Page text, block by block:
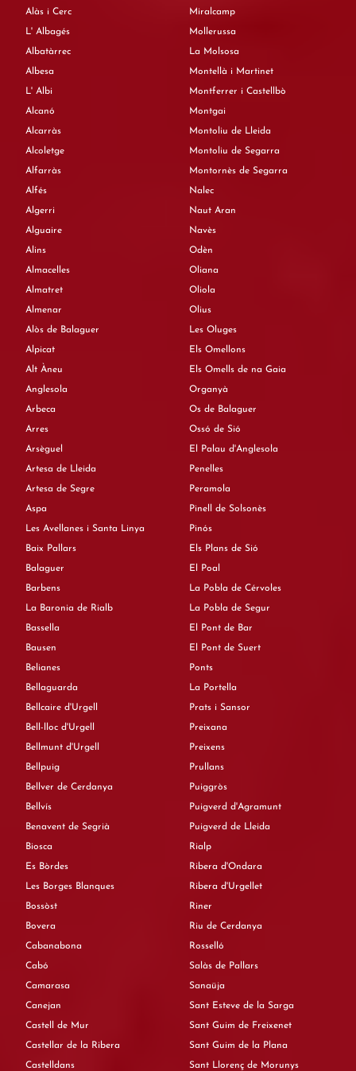
Alàs i Cerc
L' Albagés
Albatàrrec
Albesa
L' Albi
Alcanó
Alcarràs
Alcoletge
Alfarràs
Alfés
Algerri
Alguaire
Alins
Almacelles
Almatret
Almenar
Alòs de Balaguer
Alpicat
Alt Àneu
Anglesola
Arbeca
Arres
Arsèguel
Artesa de Lleida
Artesa de Segre
Aspa
Les Avellanes i Santa Linya
Baix Pallars
Balaguer
Barbens
La Baronia de Rialb
Bassella
Bausen
Belianes
Bellaguarda
Bellcaire d'Urgell
Bell-lloc d'Urgell
Bellmunt d'Urgell
Bellpuig
Bellver de Cerdanya
Bellvís
Benavent de Segrià
Biosca
Es Bòrdes
Les Borges Blanques
Bossòst
Bovera
Cabanabona
Cabó
Camarasa
Canejan
Castell de Mur
Castellar de la Ribera
Castelldans
Miralcamp
Mollerussa
La Molsosa
Montellà i Martinet
Montferrer i Castellbò
Montgai
Montoliu de Lleida
Montoliu de Segarra
Montornès de Segarra
Nalec
Naut Aran
Navès
Odèn
Oliana
Oliola
Olius
Les Oluges
Els Omellons
Els Omells de na Gaia
Organyà
Os de Balaguer
Ossó de Sió
El Palau d'Anglesola
Penelles
Peramola
Pinell de Solsonès
Pinós
Els Plans de Sió
El Poal
La Pobla de Cérvoles
La Pobla de Segur
El Pont de Bar
El Pont de Suert
Ponts
La Portella
Prats i Sansor
Preixana
Preixens
Prullans
Puiggròs
Puigverd d'Agramunt
Puigverd de Lleida
Rialp
Ribera d'Ondara
Ribera d'Urgellet
Riner
Riu de Cerdanya
Rosselló
Salàs de Pallars
Sanaüja
Sant Esteve de la Sarga
Sant Guim de Freixenet
Sant Guim de la Plana
Sant Llorenç de Morunys